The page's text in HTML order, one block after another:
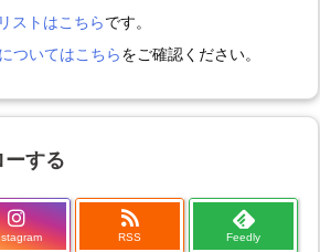
ストはこちらです。
ついてはこちらをご確認ください。
する
RSS Feedly